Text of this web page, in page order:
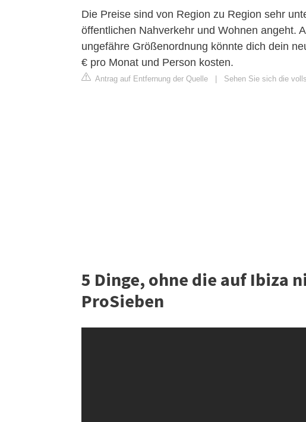
Die Preise sind von Region zu Region sehr
öffentlichen Nahverkehr und Wohnen angeht.
ungefähre Größenordnung könnte dich dein
€ pro Monat und Person kosten.
Antrag auf Entfernung der Quelle Sehen Sie sich die
5 Dinge, ohne die auf Ibiza
ProSieben